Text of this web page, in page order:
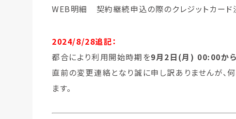
WEB明細 契約継続申込の際のクレジットカード
2024/8/28追記：
都合により利用開始時期を9月2日(月) 00:00か
直前の変更連絡となり誠に申し訳ありませんが、
ます。